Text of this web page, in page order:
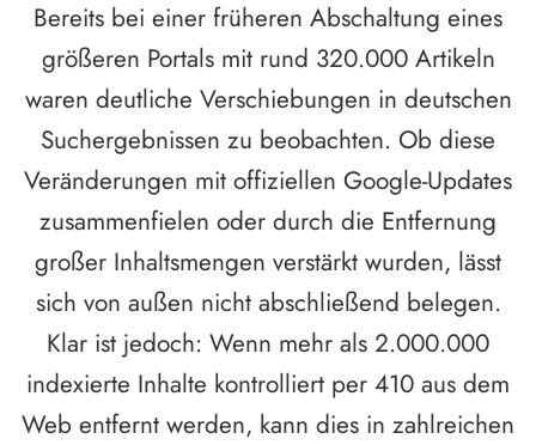
Bereits bei einer früheren Abschaltung eines
größeren Portals mit rund 320.000 Artikeln
waren deutliche Verschiebungen in deutschen
Suchergebnissen zu beobachten. Ob diese
Veränderungen mit offiziellen Google-Updates
zusammenfielen oder durch die Entfernung
großer Inhaltsmengen verstärkt wurden, lässt
sich von außen nicht abschließend belegen.
Klar ist jedoch: Wenn mehr als 2.000.000
indexierte Inhalte kontrolliert per 410 aus dem
Web entfernt werden, kann dies in zahlreichen